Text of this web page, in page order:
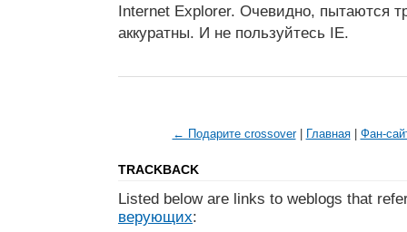
Internet Explorer. Очевидно, пытаются
аккуратны. И не пользуйтесь IE.
← Подарите crossover| Главная| Фан-
TRACKBACK
Listed below are links to weblogs that
верующих: